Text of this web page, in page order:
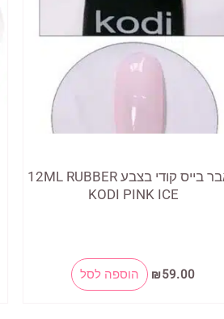
ראבר בייס קודי בצבע 12ML RUBBER
KODI PINK ICE
₪59.00 הוספה לסל